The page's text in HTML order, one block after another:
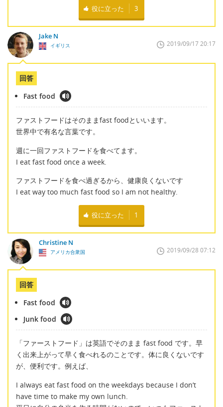
役に立った 3
Jake N
イギリス 2019/09/17 20:17
回答
Fast food
ファストフードはそのままfast foodといいます。
世界中で有名な言葉です。
週に一回ファストフードを食べてます。
I eat fast food once a week.
ファストフードを食べ過ぎるから、健康良くないです
I eat way too much fast food so I am not healthy.
役に立った 1
Christine N
アメリカ合衆国 2019/09/28 07:12
回答
Fast food
Junk food
「ファーストフード」は英語でそのまま fast food です。早
く出来上がって早く食べれるのことです。体に良くないです
が、便利です。例えば、
I always eat fast food on the weekdays because I don’t
have time to make my own lunch.